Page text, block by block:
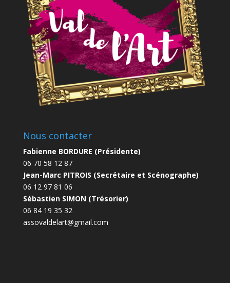
Nous contacter
Fabienne BORDURE (Présidente)
06 70 58 12 87
Jean-Marc PITROIS (Secrétaire et Scénographe)
06 12 97 81 06
Sébastien SIMON (Trésorier)
06 84 19 35 32
assovaldelart@gmail.com